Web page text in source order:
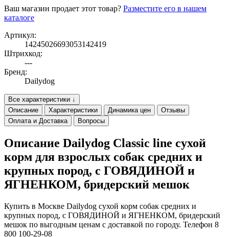
Ваш магазин продает этот товар? Разместите его в нашем
каталоге
Артикул:
14245026693053142419
Штрихкод:
---
Бренд:
Dailydog
Все характеристики ↓
Описание
Характеристики Динамика цен
Отзывы
Оплата и Доставка
Вопросы
Описание Dailydog Classic line сухой
корм для взрослых собак средних и
крупных пород, с ГОВЯДИНОЙ и
ЯГНЕНКОМ, бридерский мешок
Купить в Москве Dailydog сухой корм собак средних и
крупных пород, с ГОВЯДИНОЙ и ЯГНЕНКОМ, бридерский
мешок по выгодным ценам с доставкой по городу. Телефон 8
800 100-29-08